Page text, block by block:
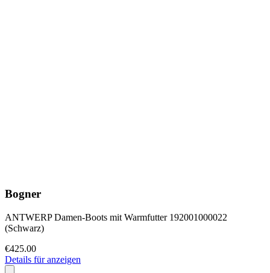
Bogner
ANTWERP Damen-Boots mit Warmfutter 192001000022
(Schwarz)
€425.00
Details für anzeigen